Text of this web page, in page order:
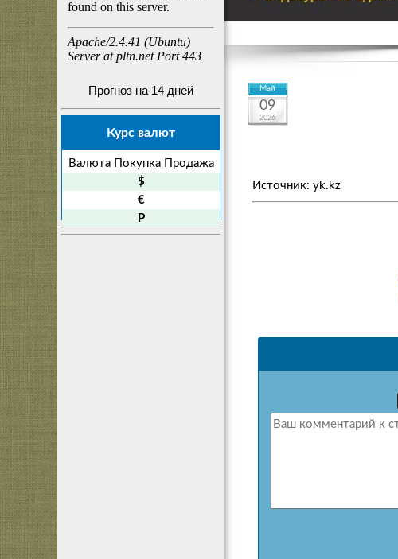
Прогноз на 14 дней
Курс валют
Валюта Покупка
Продажа
$
€
P
Май
09
2026
Источник: yk.kz